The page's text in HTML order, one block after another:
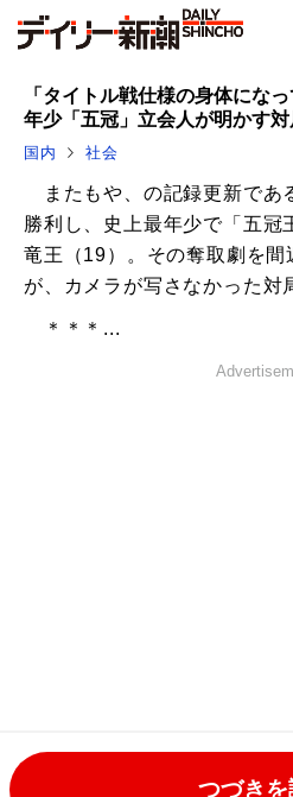
「タイトル戦仕様の身体にな
年少「五冠」立会人が明かす対
国内 社会
またもや、の記録更新であ
勝利し、史上最年少で「五冠
竜王（19）。その奪取劇を間
が、カメラが写さなかった対
＊＊＊...
つづき